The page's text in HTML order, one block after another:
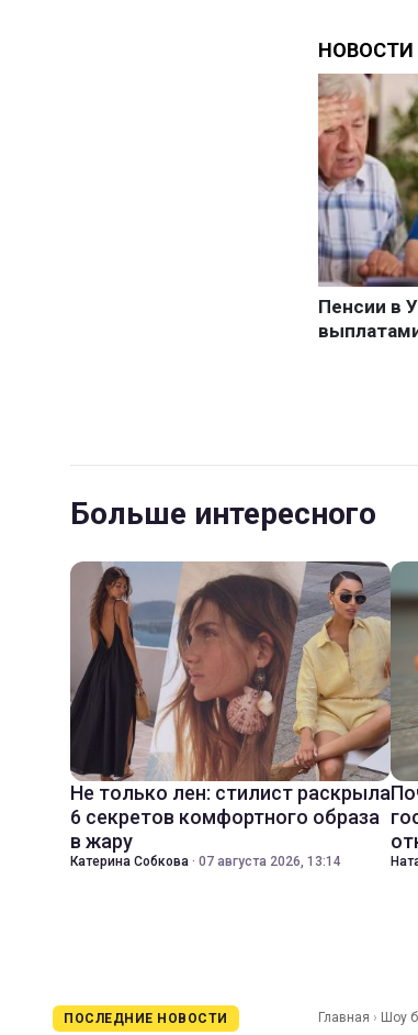
Больше интересного
Не только лен: стилист раскрыла
6 секретов комфортного образа
в жару
Катерина Собкова · 07 августа 2026, 13:14
ПОСЛЕДНИЕ НОВОСТИ Главная › Шоу